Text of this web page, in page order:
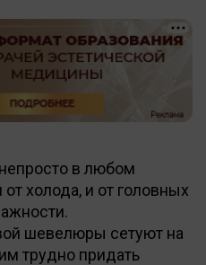
в любом
холода, и от головных
шевелюры сетуют на
трудно придать